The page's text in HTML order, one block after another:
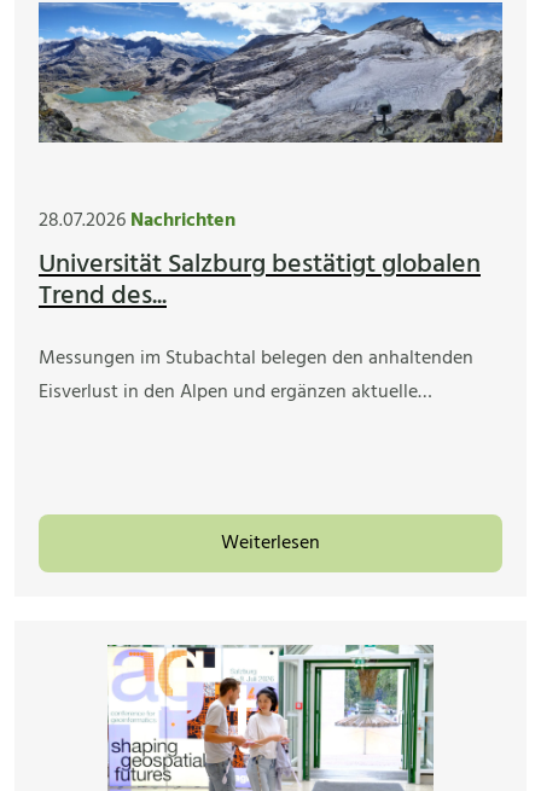
28.07.2026Nachrichten
Universität Salzburg bestätigt globalen
Trend des...
Messungen im Stubachtal belegen den anhaltenden
Eisverlust in den Alpen und ergänzen aktuelle…
Weiterlesen